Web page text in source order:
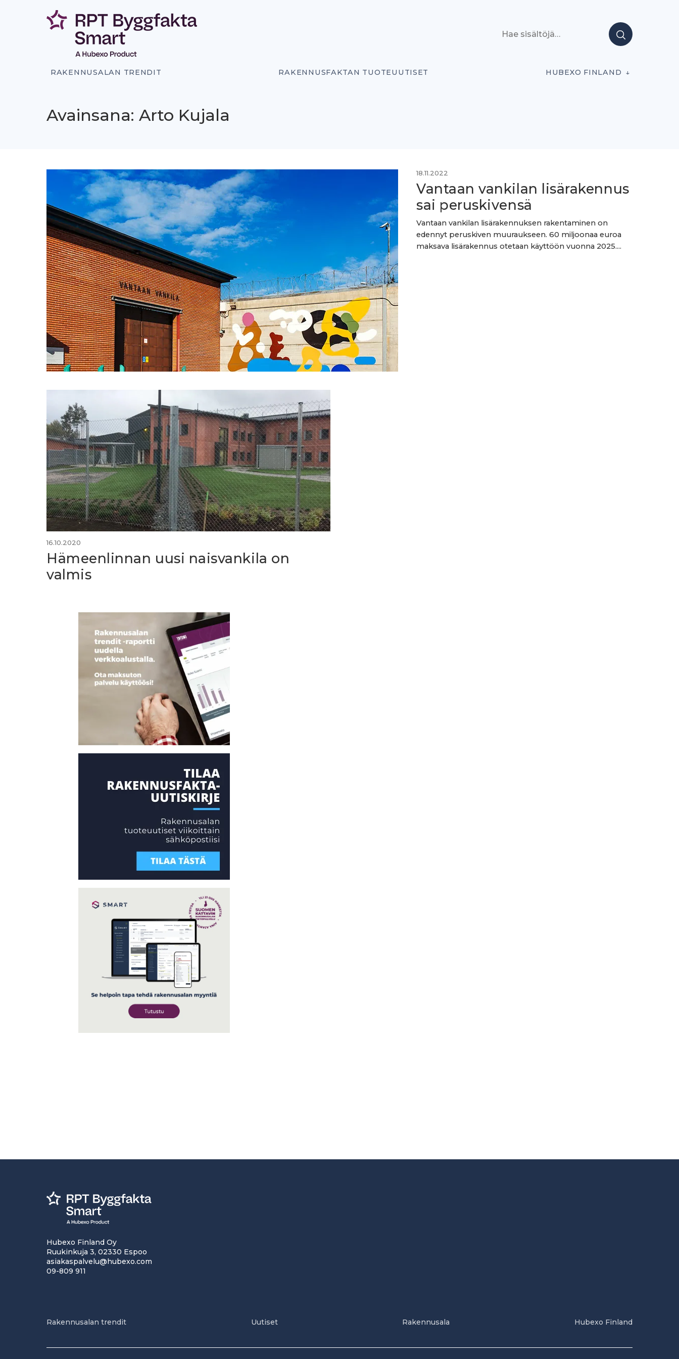
RAKENNUSALAN TRENDIT RAKENNUSFAKTAN TUOTEUUTISET HUBEXO FINLAND
Avainsana: Arto Kujala
18.11.2022
Vantaan vankilan lisärakennus
sai peruskivensä
Vantaan vankilan lisärakennuksen rakentaminen on
edennyt peruskiven muuraukseen. 60 miljoonaa euroa
maksava lisärakennus otetaan käyttöön vuonna 2025....
16.10.2020
Hämeenlinnan uusi naisvankila on
valmis
Hubexo Finland Oy
Ruukinkuja 3, 02330 Espoo
asiakaspalvelu@hubexo.com
09-809 911
Rakennusalan trendit Uutiset Rakennusala Hubexo Finland